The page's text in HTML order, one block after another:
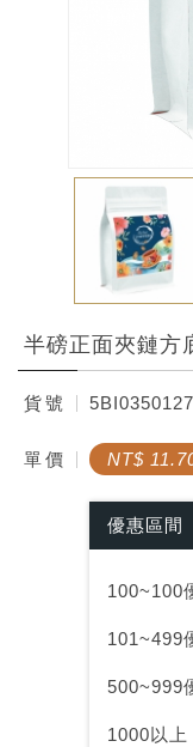
半磅正面夾鏈方
貨號
單價 NT$
優惠區間
100~100
101~499
500~999
1000以